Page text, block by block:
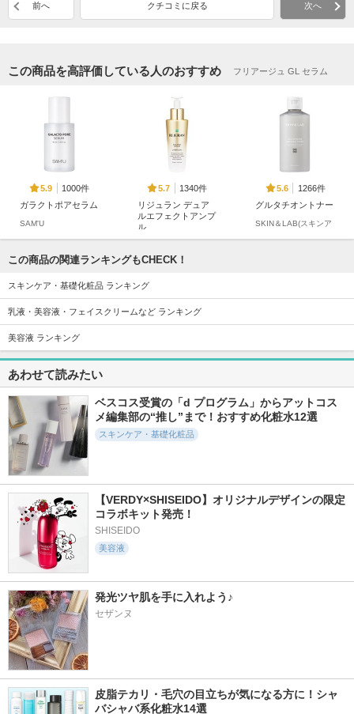
前へ クチコミに戻る 次へ
この商品を高評価している人のおすすめ フリアージュ GL セラム
5.9
1000件
ガラクトポアセラム
SAM'U
5.7
1340件
リジュラン デュア
ルエフェクトアンプ
ル
COSMETICS)
5.6
1266件
グルタチオントナー
SKIN＆LAB(スキンア
フリアージュ VC セ
ラム
Frieage SAM'U
リジュラン(REJURAN
COSMETICS)
5.3
18428件
タカミスキンピール
タカミ
5.7
966件
ビオルチアアイラッ
6.2
530件
チマスク
EIOM
ューション フェイ
ス用
この商品の関連ランキングもCHECK！
スキンケア・基礎化粧品 ランキング
乳液・美容液・フェイスクリームなど ランキング
美容液 ランキング
あわせて読みたい
ベスコス受賞の「d プログラム」からアットコス
メ編集部の“推し”まで！おすすめ化粧水12選
スキンケア・基礎化粧品
【VERDY×SHISEIDO】オリジナルデザインの限定
コラボキット発売！
SHISEIDO
美容液
発光ツヤ肌を手に入れよう♪
セザンヌ
皮脂テカリ・毛穴の目立ちが気になる方に！シャ
バシャバ系化粧水14選